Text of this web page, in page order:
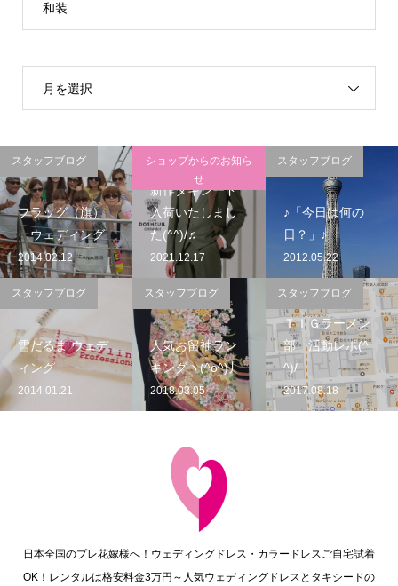
和装
月を選択
フラッグ（旗）
ウェディング
2014.02.12
スタッフブログ
新作タキシード
入荷いたしまし
た(^^)/♬
2021.12.17
ショップからのお知ら
せ
♪「今日は何の
日？」♪
2012.05.22
スタッフブログ
雪だるま ウェデ
ィング
2014.01.21
スタッフブログ
人気お留袖ラン
キングヽ(^o^)丿
2018.03.05
スタッフブログ
ＴＩＧラーメン
部 活動レポ(^
^)/
2017.08.18
スタッフブログ
日本全国のプレ花嫁様へ！ウェディングドレス・カラードレスご自宅試着
OK！レンタルは格安料金3万円～人気ウェディングドレスとタキシードの